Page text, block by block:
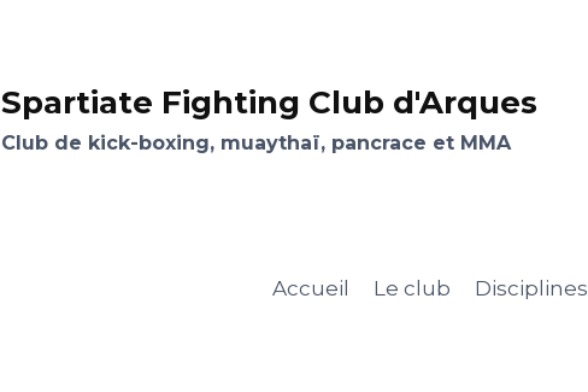
Spartiate Fighting Club d'Arques
Club de kick-boxing, muaythaï, pancrace et MMA
Accueil Le club Disciplines